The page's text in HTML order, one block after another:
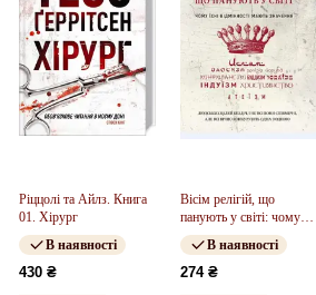
Ріццолі та Айлз. Книга
01. Хірург
В наявності
430 ₴
Вісім релігій, що
панують у світі: чому
їхні відмінності мають
значенняВ наявності
274 ₴